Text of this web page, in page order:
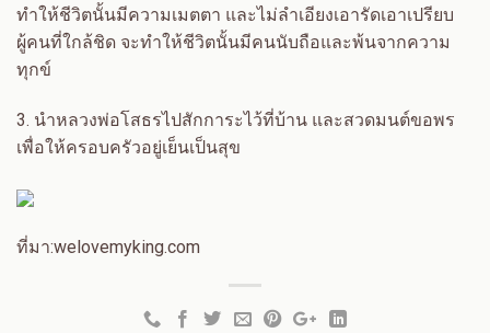
ทำให้ชีวิตนั้นมีความเมตตา และไม่ลำเอียงเอารัดเอาเปรียบ
ผู้คนที่ใกล้ชิด จะทำให้ชีวิตนั้นมีคนนับถือและพ้นจากความ
ทุกข์
3. นำหลวงพ่อโสธรไปสักการะไว้ที่บ้าน และสวดมนต์ขอพร
เพื่อให้ครอบครัวอยู่เย็นเป็นสุข
ที่มา:welovemyking.com